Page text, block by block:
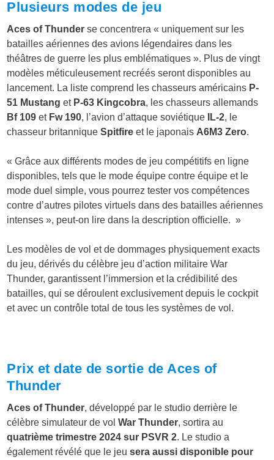
Plusieurs modes de jeu
Aces of Thunder se concentrera « uniquement sur les
batailles aériennes des avions légendaires dans les
théâtres de guerre les plus emblématiques ». Plus de vingt
modèles méticuleusement recréés seront disponibles au
lancement. La liste comprend les chasseurs américains P-
51 Mustang et P-63 Kingcobra, les chasseurs allemands
Bf 109 et Fw 190, l’avion d’attaque soviétique IL-2, le
chasseur britanniqueSpitfire et le japonais A6M3 Zero.
« Grâce aux différents modes de jeu compétitifs en ligne
disponibles, tels que le mode équipe contre équipe et le
mode duel simple, vous pourrez tester vos compétences
contre d’autres pilotes virtuels dans des batailles aériennes
intenses », peut-on lire dans la description officielle. »
Les modèles de vol et de dommages physiquement exacts
du jeu, dérivés du célèbre jeu d’action militaire War
Thunder, garantissent l’immersion et la crédibilité des
batailles, qui se déroulent exclusivement depuis le cockpit
et avec un contrôle total de tous les systèmes de vol.
Prix et date de sortie de Aces of
Thunder
Aces of Thunder, développé par le studio derrière le
célèbre simulateur de volWar Thunder, sortira au
quatrième trimestre 2024 sur PSVR 2. Le studio a
également révélé que le jeusera aussi disponible pour